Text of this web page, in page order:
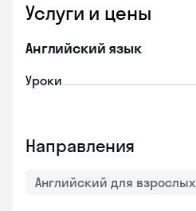
Услуги и цены
Английский язык
Уроки
Направления
Английский для взрослых